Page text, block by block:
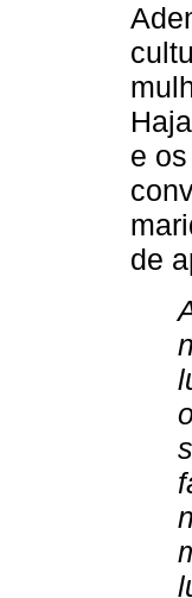
e
de